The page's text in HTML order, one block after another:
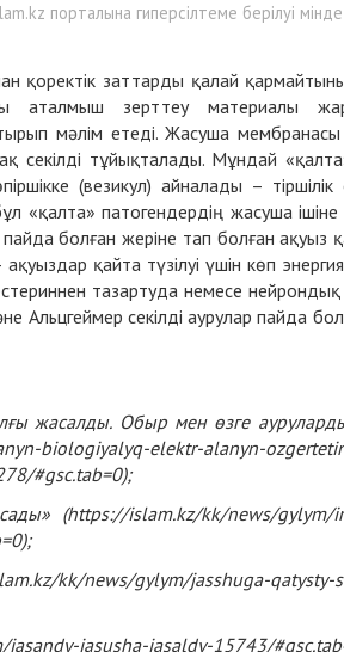
порталына гиперсілтеме берілуі
қоректік заттарды қалай
зерттеу материалы
мәлім етеді. Жасуша
секілді тұйықталады. Мұндай
(везикул) айналады – тіршілік
патогендердің жасуша ішіне
болған жеріне тап болған ақуыз
қайта түзілуі үшін көп
тазартуда немесе
Альцгеймер секілді аурулар пайда
жасалды. Обыр мен өзге
biologiyalyq-elektr-alanyn-
#gsc.tab=0);
(https://islam.kz/kk/news/gylym/
);
kk/news/gylym/jasshuga-qatysty-
jasusha-jasaldy-15743/